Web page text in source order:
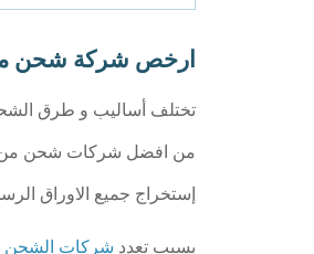
ارخص شركة شحن
تختلف أساليب و طرق الشحن
من افضل شركات شحن من
إستخراج جميع الاوراق
بسبب تعدد شركات الشحن